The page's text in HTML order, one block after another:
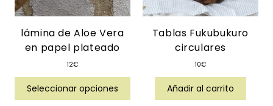
lámina de Aloe Vera
en papel plateado
12€
Seleccionar opciones
Tablas Fukubukuro
circulares
10€
Añadir al carrito